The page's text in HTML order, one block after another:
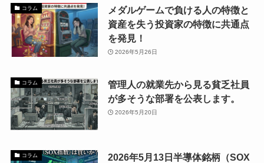
コラム
メダルゲームで負ける人の特徴と
資産を失う投資家の特徴に共通点
を発見！
2026年5月26日
コラム
管理人の就業先から見る貧乏社員
が多そうな部署を公表します。
2026年5月20日
コラム
2026年5月13日半導体銘柄（SOX